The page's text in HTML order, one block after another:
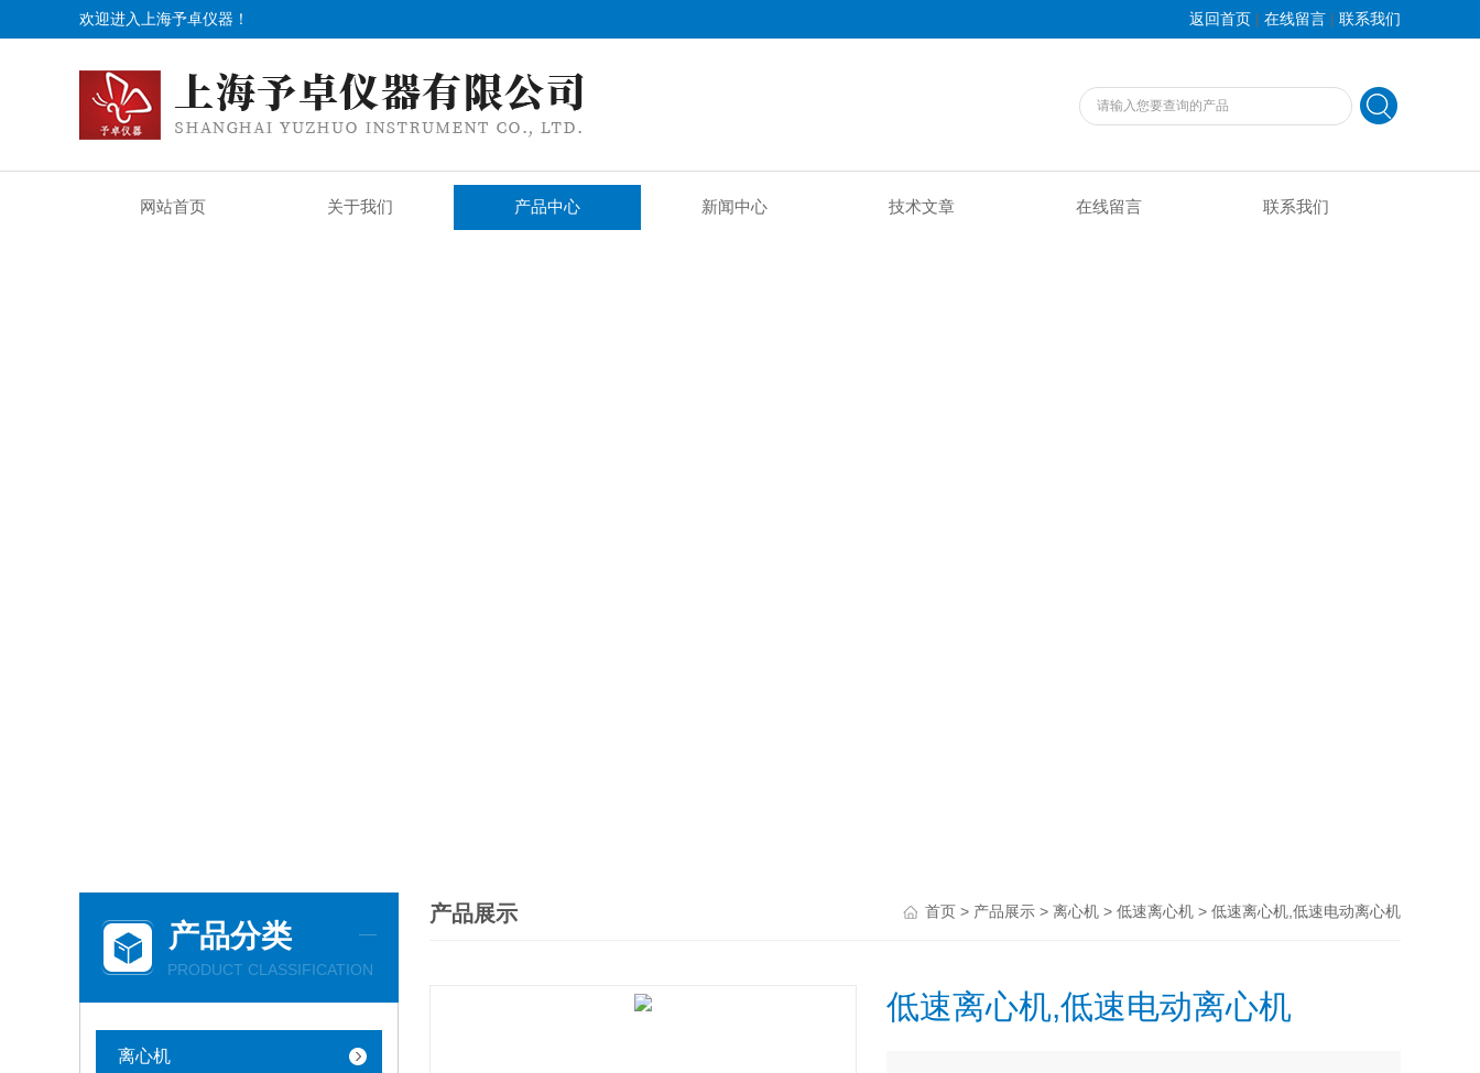
欢迎进入上海予卓仪器！ 返回首页 | 在线留言 | 联系我们
网站首页 关于我们 产品中心 新闻中心 技术文章 在线留言 联系我们
产品分类
PRODUCT CLASSIFICATION
离心机
产品展示 首页 > 产品展示 > 离心机 > 低速离心机 > 低速离心机,低速电动离心机
低速离心机,低速电动离心机